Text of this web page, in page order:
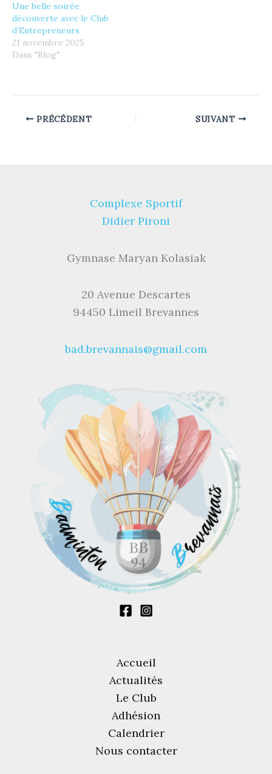
Une belle soirée
découverte avec le Club
d’Entrepreneurs
21 novembre 2025
Dans "Blog"
PRÉCÉDENT SUIVANT
Complexe Sportif
Didier Pironi
Gymnase Maryan Kolasiak
20 Avenue Descartes
94450 Limeil Brevannes
bad.brevannais@gmail.com
Accueil
Actualités
Le Club
Adhésion
Calendrier
Nous contacter